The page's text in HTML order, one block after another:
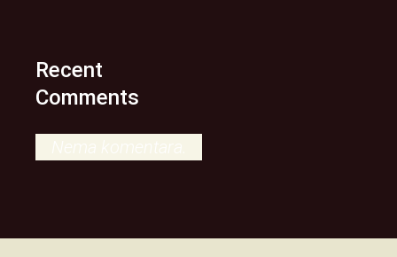
Recent
Comments
Nema komentara.